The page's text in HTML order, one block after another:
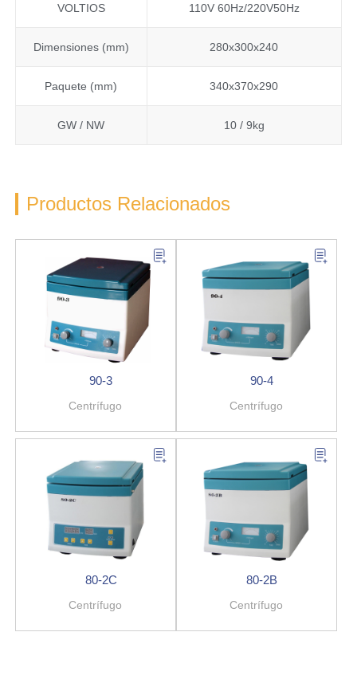
VOLTIOS 110V 60Hz/220V50Hz
Dimensiones (mm) 280x300x240
Paquete (mm) 340x370x290
GW / NW 10 / 9kg
Productos Relacionados
90-3
Centrífugo
90-4
Centrífugo
80-2C
Centrífugo
80-2B
Centrífugo